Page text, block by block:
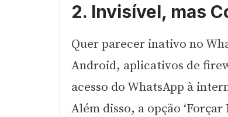
2. Invisível, mas
Quer parecer inativo no
Android, aplicativos de
acesso do WhatsApp à
Além disso, a opção